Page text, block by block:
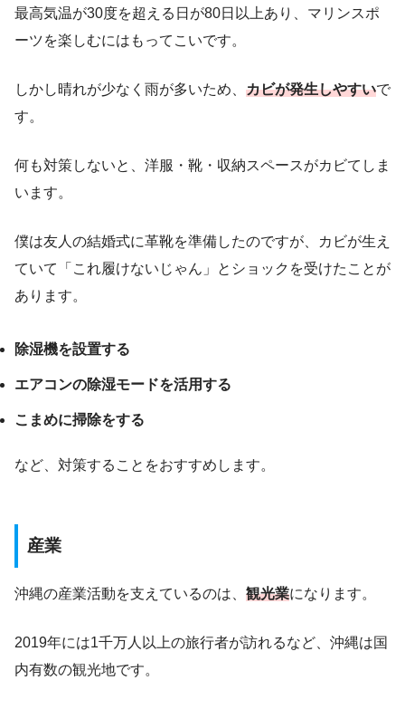
最高気温が30度を超える日が80日以上あり、マリンスポ
ーツを楽しむにはもってこいです。
しかし晴れが少なく雨が多いため、 カビが発生しやすいで
す。
何も対策しないと、洋服・靴・収納スペースがカビてしま
います。
僕は友人の結婚式に革靴を準備したのですが、カビが生え
ていて「これ履けないじゃん」とショックを受けたことが
あります。
除湿機を設置する
エアコンの除湿モードを活用する
こまめに掃除をする
など、対策することをおすすめします。
産業
沖縄の産業活動を支えているのは、 観光業になります。
2019年には1千万人以上の旅行者が訪れるなど、沖縄は国
内有数の観光地です。